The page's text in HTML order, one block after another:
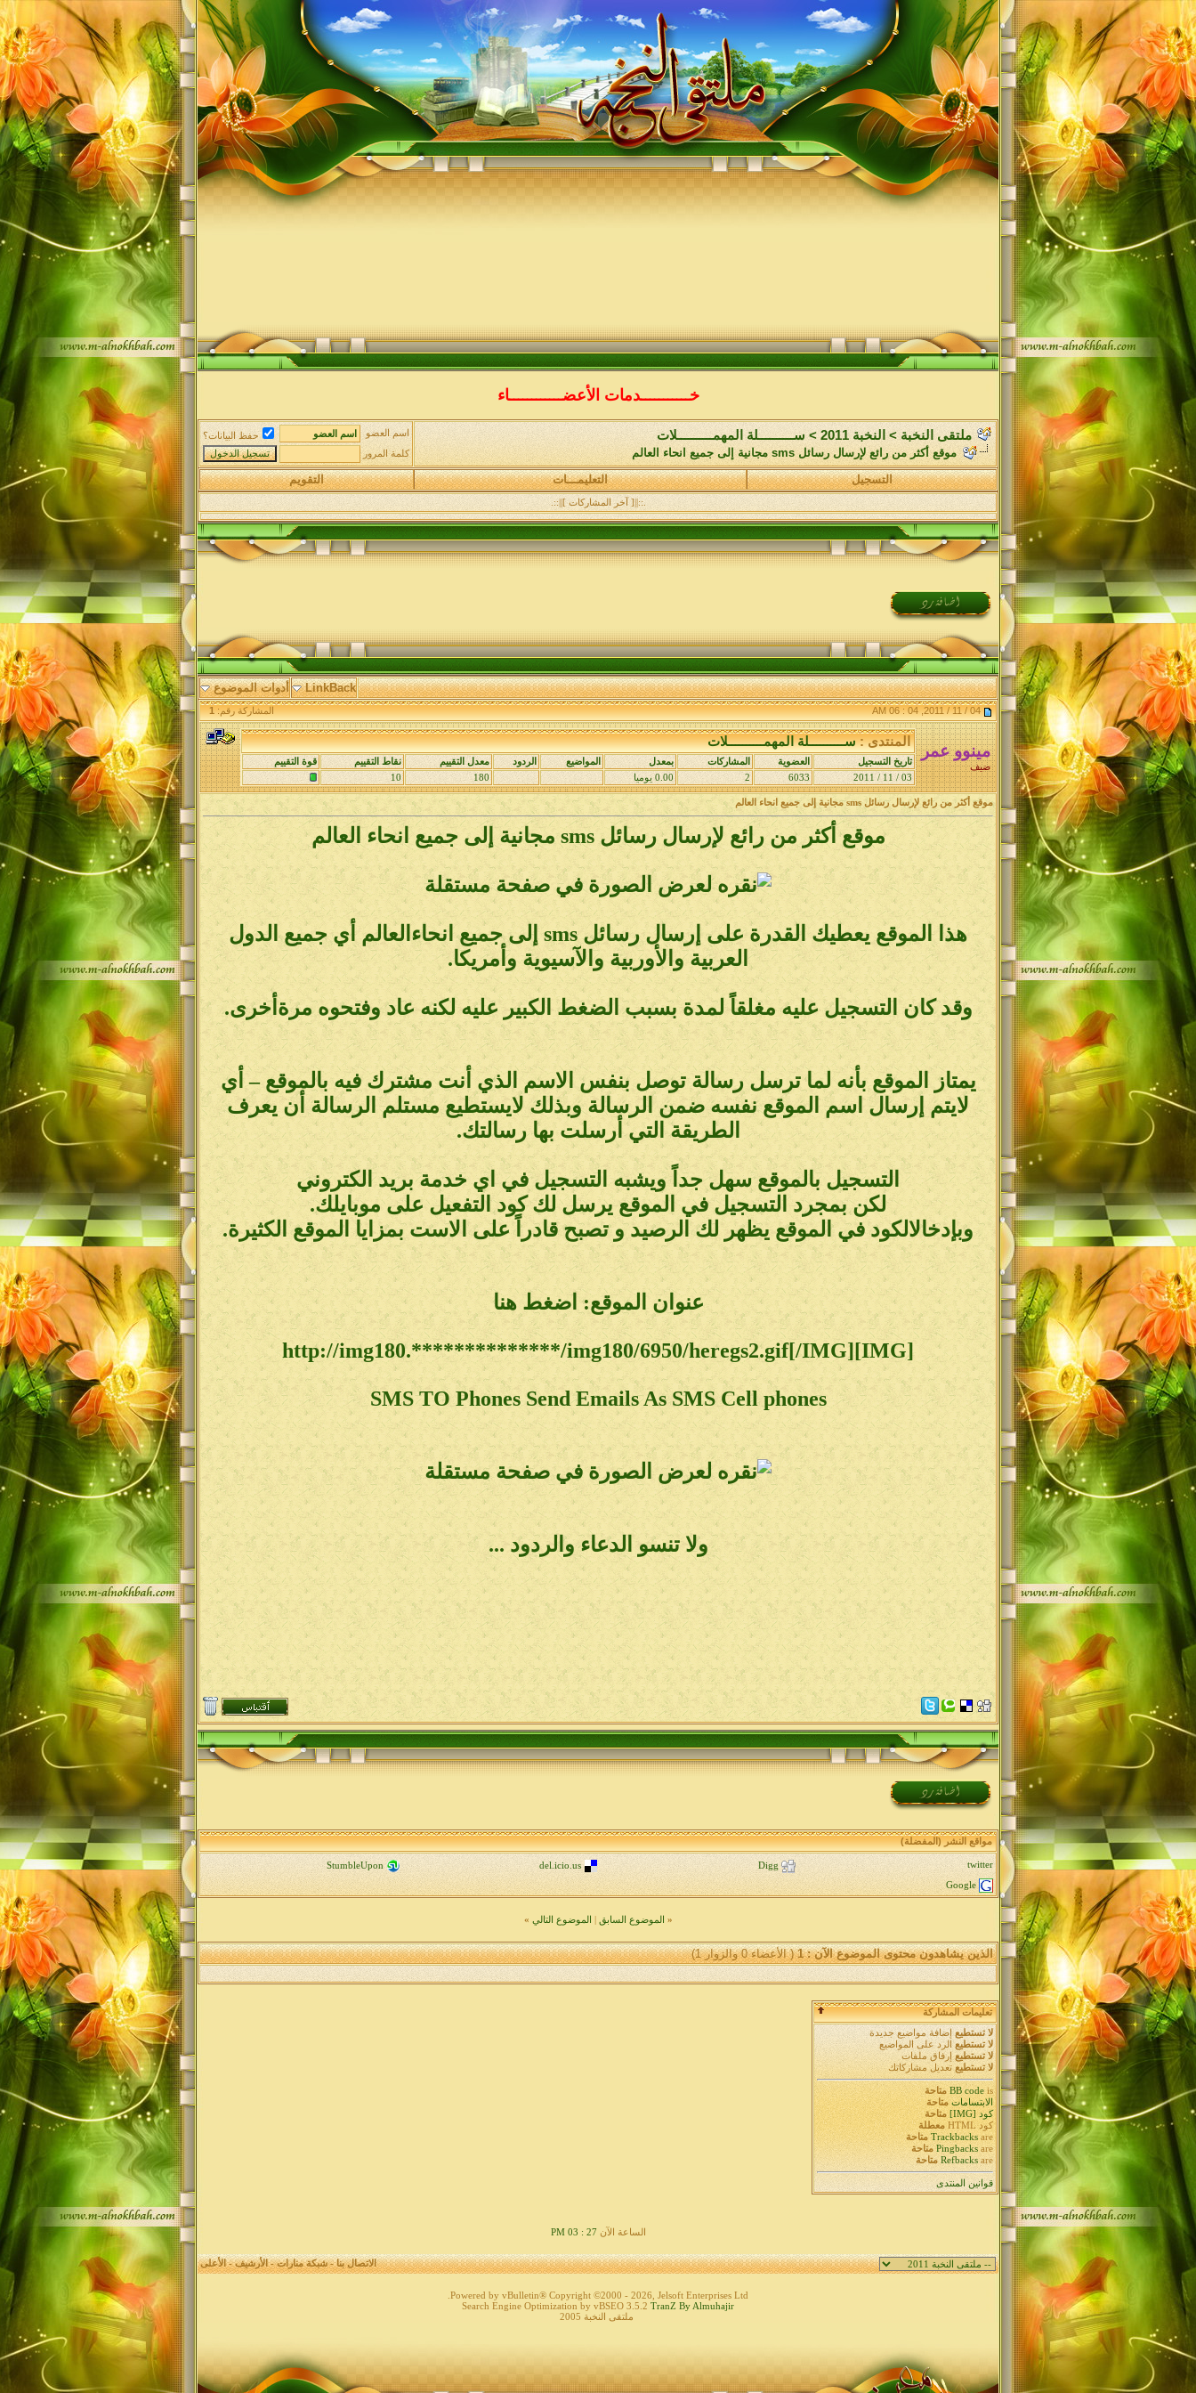
خـــــــــــدمات الأعضــــــــــــاء
ملتقى النخبة > النخبة 2011 >ســــــــــلة المهمــــــــــلات
موقع أكثر من رائع لإرسال رسائل sms مجانية إلى جميع انحاء العالم
اسم العضو
حفظ البيانات؟
كلمة المرور
التسجيل التعليمـــات التقويم
.::||[ آخر المشاركات ]||::.
LinkBack أدوات الموضوع
المشاركة رقم:1 04 / 11 / 2011, 04 : 06 AM
مينوو عمر
ضيف
المنتدى : ســــــــــلة المهمــــــــــلات
تاريخ التسجيل العضوية المشاركات بمعدل المواضيع الردود معدل التقييم نقاط التقييم
قوة التقييم
03 / 11 / 2011
6033
2 0.00 يوميا 180
10
موقع أكثر من رائع لإرسال رسائل sms مجانية إلى جميع انحاء العالم
موقع أكثر من رائع لإرسال رسائل sms مجانية إلى جميع انحاء العالم
هذا الموقع يعطيك القدرة على إرسال رسائل sms إلى جميع انحاءالعالم أي جميع الدول
العربية والأوربية والآسيوية وأمريكا.
وقد كان التسجيل عليه مغلقاً لمدة بسبب الضغط الكبير عليه لكنه عاد وفتحوه مرةأخرى.
يمتاز الموقع بأنه لما ترسل رسالة توصل بنفس الاسم الذي أنت مشترك فيه بالموقع – أي
لايتم إرسال اسم الموقع نفسه ضمن الرسالة وبذلك لايستطيع مستلم الرسالة أن يعرف
الطريقة التي أرسلت بها رسالتك.
التسجيل بالموقع سهل جداً ويشبه التسجيل في اي خدمة بريد الكتروني
لكن بمجرد التسجيل في الموقع يرسل لك كود التفعيل على موبايلك.
وبإدخالالكود في الموقع يظهر لك الرصيد و تصبح قادراً على الاست بمزايا الموقع الكثيرة.
عنوان الموقع: اضغط هنا
[IMG]http://img180.**************/img180/6950/heregs2.gif[/IMG]
SMS TO Phones Send Emails As SMS Cell phones
ولا تنسو الدعاء والردود ...
مواقع النشر (المفضلة)
twitter
Digg
del.icio.us
StumbleUpon
Google
« الموضوع السابق | الموضوع التالي »
الذين يشاهدون محتوى الموضوع الآن : 1 ( الأعضاء 0 والزوار 1)
تعليمات المشاركة
لا تستطيع إضافة مواضيع جديدة
لا تستطيع الرد على المواضيع
لا تستطيع إرفاق ملفات
لا تستطيع تعديل مشاركاتك
BB codeis
متاحة
الابتسامات متاحة
كود [IMG]
متاحة
كود HTML
معطلة
Trackbacksare
متاحة
Pingbacksare
متاحة
Refbacksare متاحة
قوانين المنتدى
الساعة الآن27 : 03 PM
الاتصال بنا-شبكة منارات-الأرشيف-الأعلى
Powered by vBulletin® Copyright ©2000 - 2026, Jelsoft Enterprises Ltd.
Search Engine Optimization by vBSEO 3.5.2 TranZ By Almuhajir
ملتقى النخبة 2005